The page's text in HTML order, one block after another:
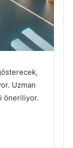
Uzman
öneriliyor.